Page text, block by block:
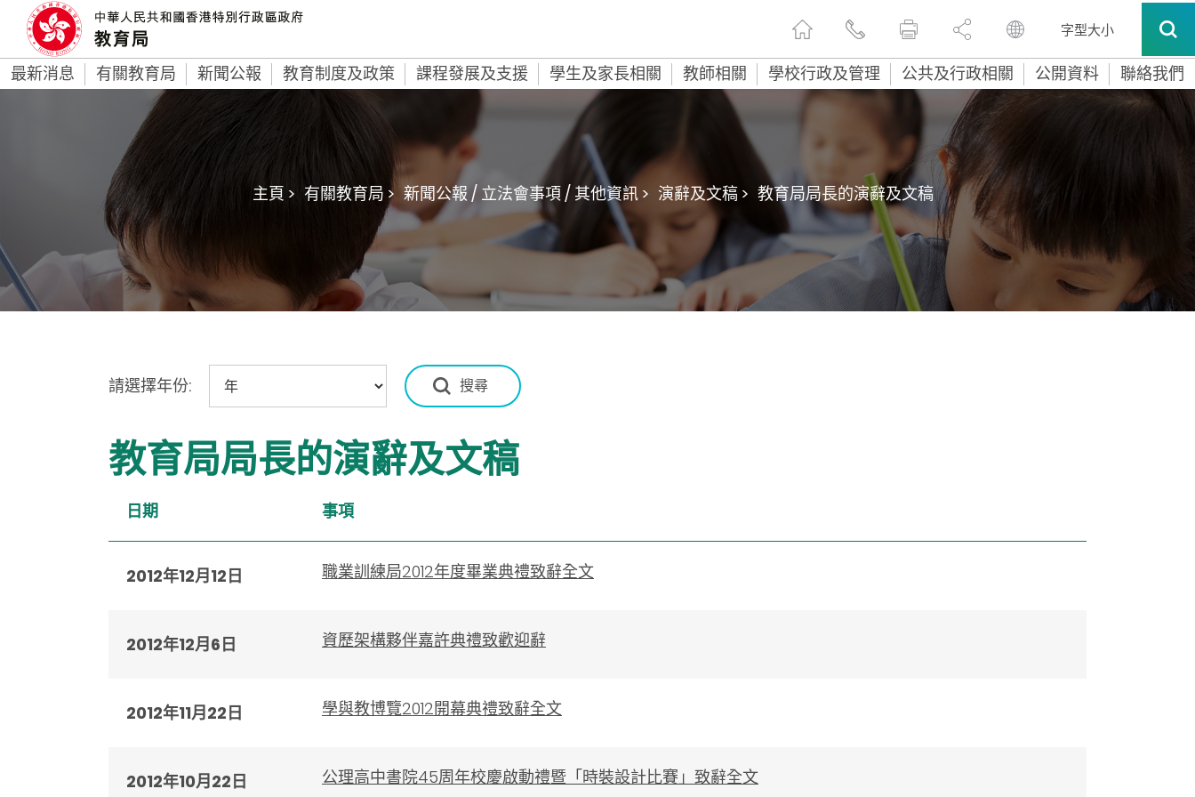
字型大小
最新消息 有關教育局 新聞公報 教育制度及政策 課程發展及支援 學生及家長相關 教師相關 學校行政及管理 公共及行政相關 公開資料 聯絡我們
主頁 > 有關教育局 > 新聞公報 / 立法會事項 / 其他資訊 > 演辭及文稿 > 教育局局長的演辭及文稿
請選擇年份:
教育局局長的演辭及文稿
日期 事項
2012年12月12日 職業訓練局2012年度畢業典禮致辭全文
2012年12月6日 資歷架構夥伴嘉許典禮致歡迎辭
2012年11月22日 學與教博覽2012開幕典禮致辭全文
2012年10月22日 公理高中書院45周年校慶啟動禮暨「時裝設計比賽」致辭全文